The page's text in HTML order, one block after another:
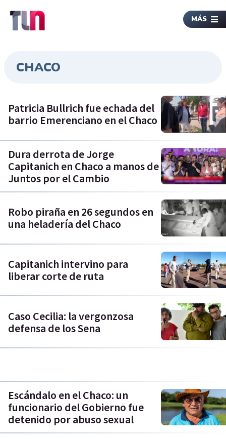
MÁS
CHACO
Patricia Bullrich fue echada del
barrio Emerenciano en el Chaco
Dura derrota de Jorge
Capitanich en Chaco a manos de
Juntos por el Cambio
Robo piraña en 26 segundos en
una heladería del Chaco
Capitanich intervino para
liberar corte de ruta
Caso Cecilia: la vergonzosa
defensa de los Sena
Escándalo en el Chaco: un
funcionario del Gobierno fue
detenido por abuso sexual